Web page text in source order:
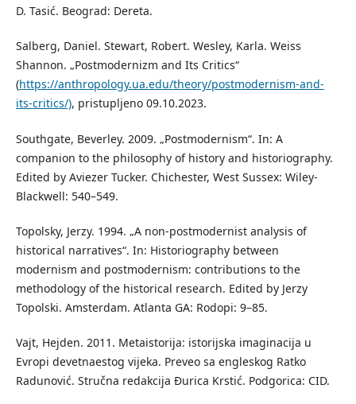
D. Tasić. Beograd: Dereta.
Salberg, Daniel. Stewart, Robert. Wesley, Karla. Weiss
Shannon. „Postmodernizm and Its Critics“
(https://anthropology.ua.edu/theory/postmodernism-and-
its-critics/), pristupljeno 09.10.2023.
Southgate, Beverley. 2009. „Postmodernism“. In: A
companion to the philosophy of history and historiography.
Edited by Aviezer Tucker. Chichester, West Sussex: Wiley-
Blackwell: 540–549.
Topolsky, Jerzy. 1994. „A non-postmodernist analysis of
historical narratives“. In: Historiography between
modernism and postmodernism: contributions to the
methodology of the historical research. Edited by Jerzy
Topolski. Amsterdam. Atlanta GA: Rodopi: 9–85.
Vajt, Hejden. 2011. Metaistorija: istorijska imaginacija u
Evropi devetnaestog vijeka. Preveo sa engleskog Ratko
Radunović. Stručna redakcija Đurica Krstić. Podgorica: CID.